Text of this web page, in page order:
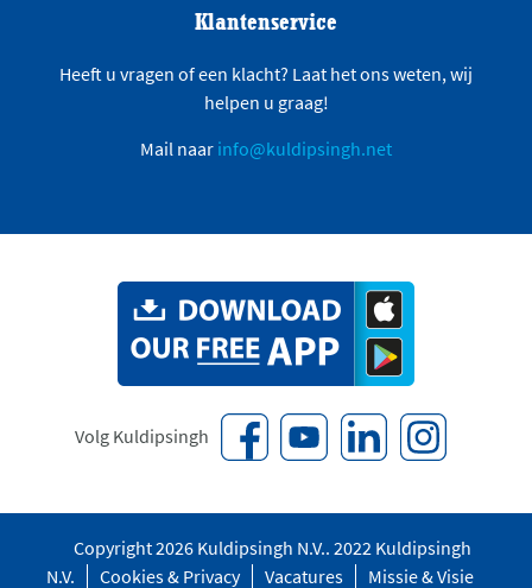
Klantenservice
Heeft u vragen of een klacht? Laat het ons weten, wij
helpen u graag!
Mail naar info@kuldipsingh.net
Volg Kuldipsingh
Copyright 2026 Kuldipsingh N.V.. 2022 Kuldipsingh
N.V.
Cookies & Privacy Vacatures Missie & Visie